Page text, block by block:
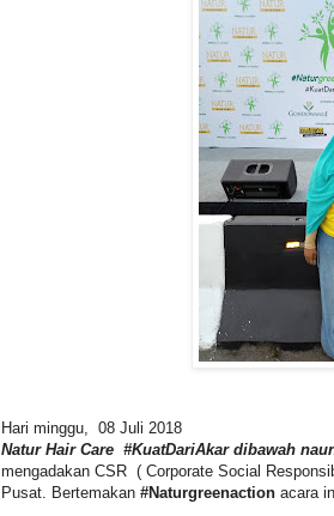
Hari minggu, 08 Juli 2018
Natur Hair Care #KuatDariAkar dibawah
mengadakan CSR ( Corporate Social
Pusat. Bertemakan #Naturgreenaction acara